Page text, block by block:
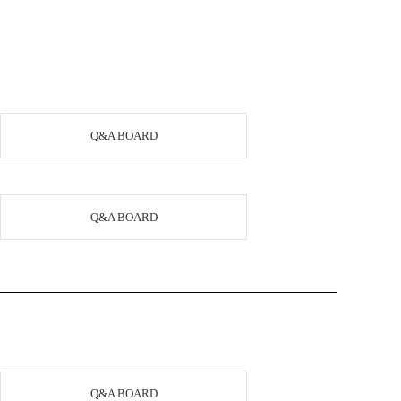
Q&A BOARD
Q&A BOARD
Q&A BOARD